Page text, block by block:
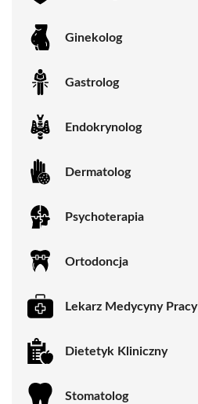
Ginekolog
Gastrolog
Endokrynolog
Dermatolog
Psychoterapia
Ortodoncja
Lekarz Medycyny Pracy
Dietetyk Kliniczny
Stomatolog